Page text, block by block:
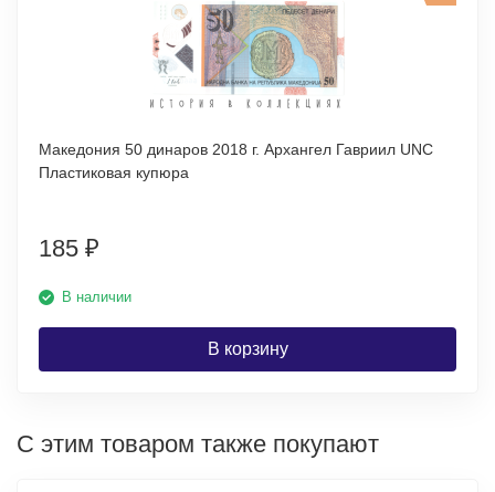
Македония 50 динаров 2018 г. Архангел Гавриил UNC
Пластиковая купюра
185 ₽
В наличии
В корзину
С этим товаром также покупают